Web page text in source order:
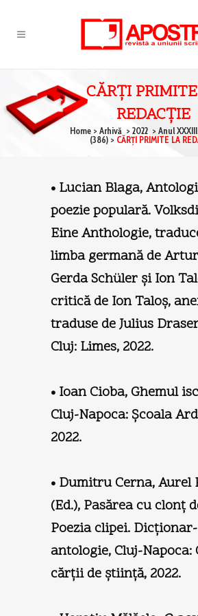
CĂRŢI
REDACŢIE
Home > Arhivă > 2022 > Anul
(386)> CĂRŢI PRIMITE LA
• Lucian Blaga,
poezie populară.
Eine Anthologie,
limba germană de
Gerda Schüler şi Ion
critică de Ion Taloş,
traduse de Julius
Cluj: Limes, 2022.
• Ioan Cioba, Ghemul
Cluj-Napoca: Şcoala
2022.
• Dumitru Cerna, Aurel
(Ed.), Pasărea cu clonţ
Poezia clipei. Dicţionar-
antologie, Cluj-Napoca:
cărţii de ştiinţă, 2022.